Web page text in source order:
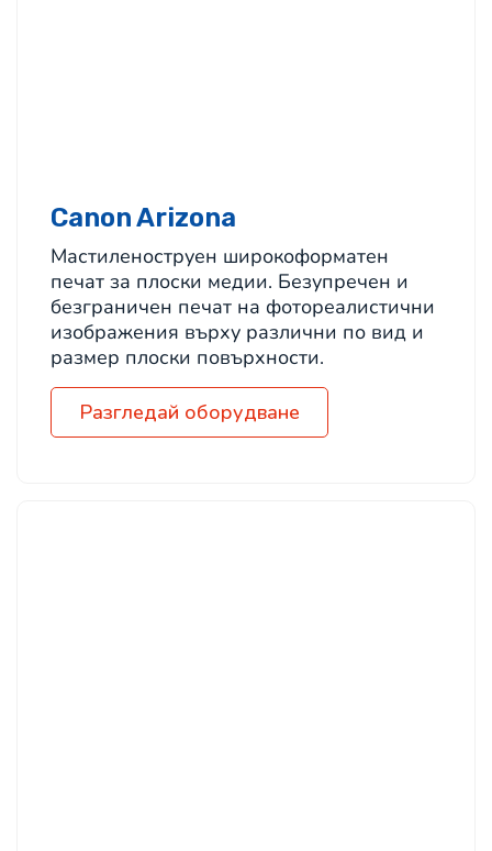
Canon Arizona
Mастиленоструен широкоформатен
печат за плоски медии. Безупречен и
безграничен печат на фотореалистични
изображения върху различни по вид и
размер плоски повърхности.
Разгледай оборудване